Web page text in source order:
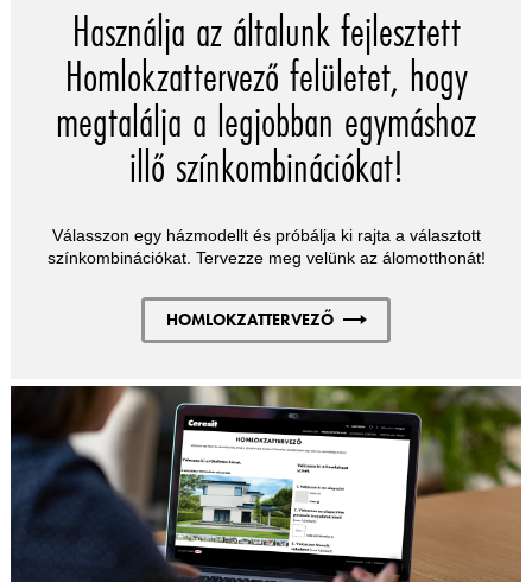
Használja az általunk fejlesztett
Homlokzattervező felületet, hogy
megtalálja a legjobban egymáshoz
illő színkombinációkat!
Válasszon egy házmodellt és próbálja ki rajta a választott
színkombinációkat. Tervezze meg velünk az álomotthonát!
HOMLOKZATTERVEZŐ